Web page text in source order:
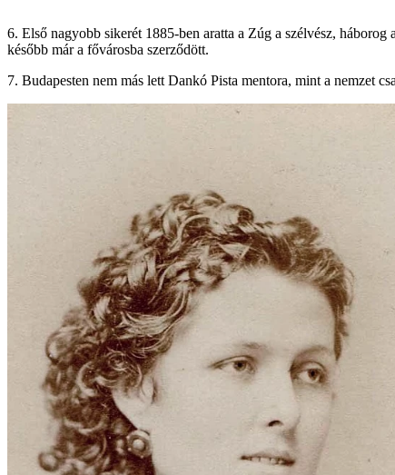
6. Első nagyobb sikerét 1885-ben aratta a Zúg a szélvész,
később már a fővárosba szerződött.
7. Budapesten nem más lett Dankó Pista mentora, mint a nemzet